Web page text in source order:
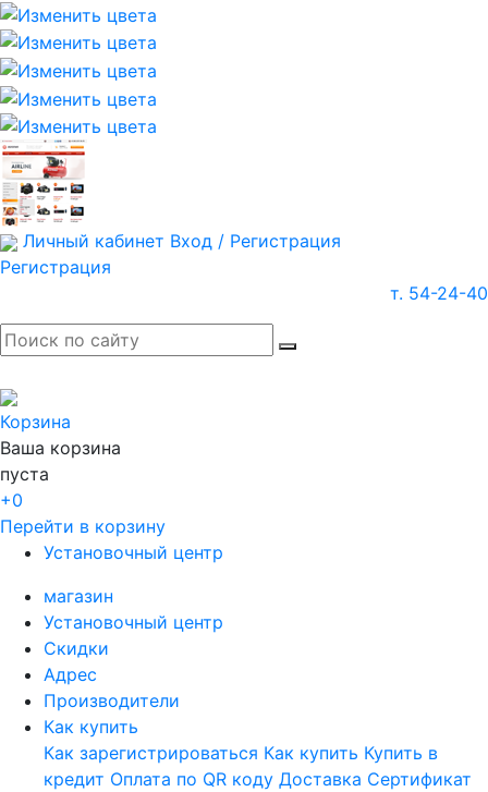
Личный кабинет Вход / Регистрация
Регистрация
т. 54-24-40
Корзина
Ваша корзина
пуста
+0
Перейти в корзину
Установочный центр
магазин
Установочный центр
Скидки
Адрес
Производители
Как купить
Как зарегистрироваться Как купить Купить в
кредит Оплата по QR коду Доставка Сертификат